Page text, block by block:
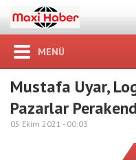
MENÜ
Mustafa Uyar,
Pazarlar
05 Ekim 2021 - 00:03